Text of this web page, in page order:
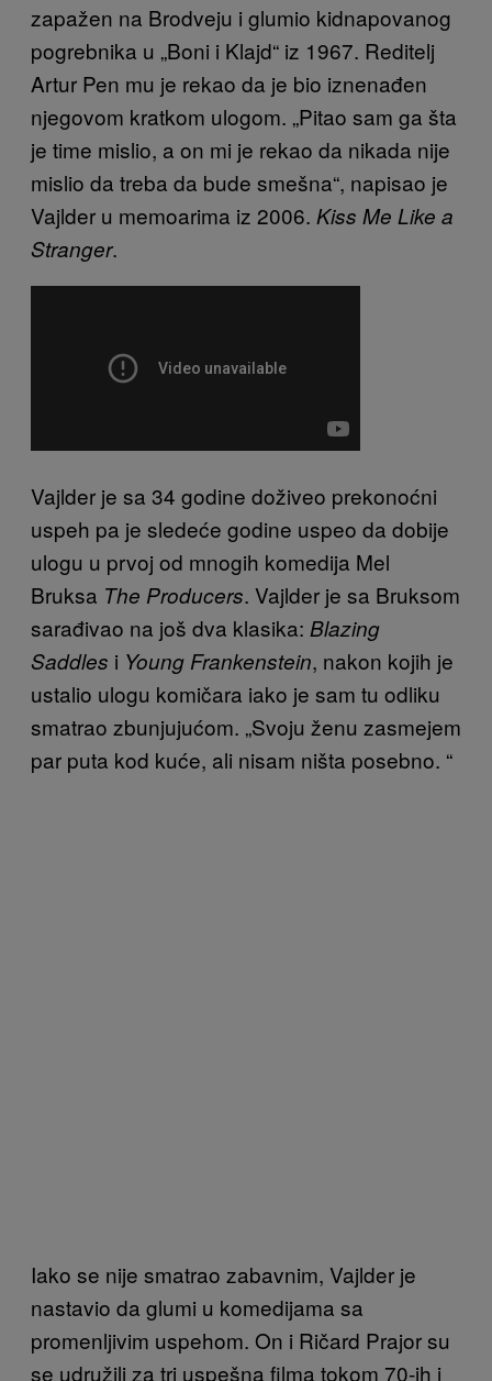
zapažen na Brodveju i glumio kidnapovanog
pogrebnika u „Boni i Klajd“ iz 1967. Reditelj
Artur Pen mu je rekao da je bio iznenađen
njegovom kratkom ulogom. „Pitao sam ga šta
je time mislio, a on mi je rekao da nikada nije
mislio da treba da bude smešna“, napisao je
Vajlder u memoarima iz 2006. Kiss Me Like a
Stranger.
Vajlder je sa 34 godine doživeo prekonoćni
uspeh pa je sledeće godine uspeo da dobije
ulogu u prvoj od mnogih komedija Mel
Bruksa The Producers. Vajlder je sa Bruksom
sarađivao na još dva klasika: Blazing
Saddles i Young Frankenstein, nakon kojih je
ustalio ulogu komičara iako je sam tu odliku
smatrao zbunjujućom. „Svoju ženu zasmejem
par puta kod kuće, ali nisam ništa posebno. “
Iako se nije smatrao zabavnim, Vajlder je
nastavio da glumi u komedijama sa
promenljivim uspehom. On i Ričard Prajor su
se udružili za tri uspešna filma tokom 70-ih i